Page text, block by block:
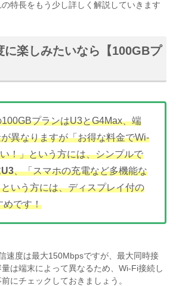
特長をもう少し詳しく解説していきます
に楽しみたいなら【100GBプ
プランはU3とG4Max、端
異なりますが「お得な料金でWi-
！」という方には、シンプルで
U3、「スマホの充電など多機能な
いう方には、ディスプレイ付の
めです！
速度は最大150Mbpsですが、最大同時接
は端末によって異なるため、Wi-Fi接続し
にチェックしておきましょう。